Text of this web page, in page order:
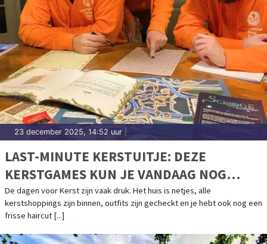
23 december 2025, 14:52 uur
LAST-MINUTE KERSTUITJE: DEZE
KERSTGAMES KUN JE VANDAAG NOG
SPELEN
De dagen voor Kerst zijn vaak druk. Het huis is netjes, alle
kerstshoppings zijn binnen, outfits zijn gecheckt en je hebt ook nog een
frisse haircut [...]